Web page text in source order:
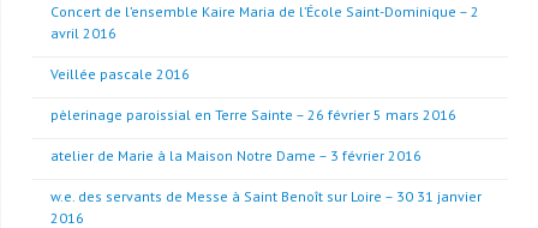
Concert de l’ensemble Kaire Maria de l’École Saint-Dominique – 2
avril 2016
Veillée pascale 2016
pèlerinage paroissial en Terre Sainte – 26 février 5 mars 2016
atelier de Marie à la Maison Notre Dame – 3 février 2016
w.e. des servants de Messe à Saint Benoît sur Loire – 30 31 janvier
2016